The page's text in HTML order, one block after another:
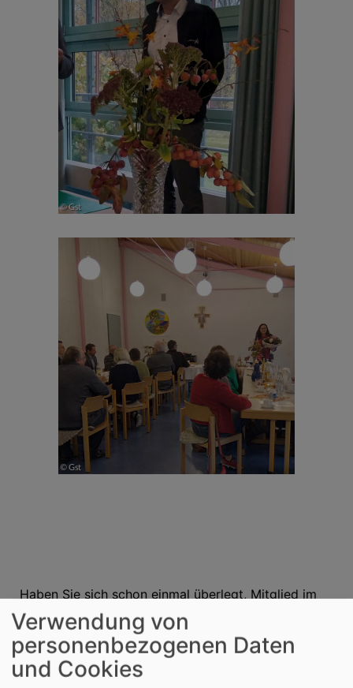
Haben Sie sich schon einmal überlegt, Mitglied im
Diakonieverein zu werden? Schon ab einem
Jahresbeitrag von 20 Euro sind Sie dabei!
Abgesehen von der finanziellen Unterstützung tut es
allen, die sich in der Diakonie Weidenberg
Verwendung von
personenbezogenen Daten
und Cookies